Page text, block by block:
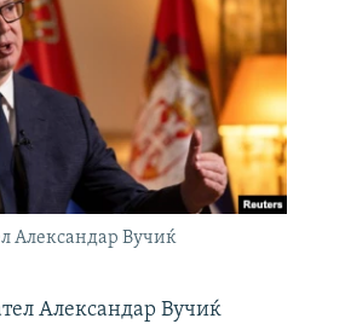
Александар Вучиќ
Александар Вучиќ